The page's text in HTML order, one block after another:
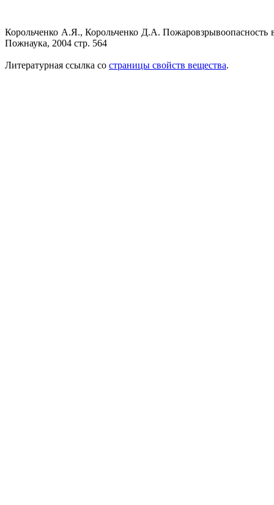
Корольченко А.Я., Корольченко Д.А.
Пожнаука, 2004 стр. 564
Литературная ссылка со страницы свойств вещества.